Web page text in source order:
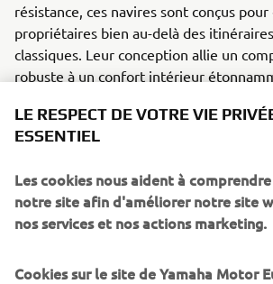
résistance, ces navires sont conçus
propriétaires bien au-delà des
classiques. Leur conception allie un
robuste à un confort intérieur
navigateurs longue distance, les yachts
spécialisés dans l’endurance,
des mois en mer. Que ce soit pour
reculés ou traverser des passages
une combinaison rare d’aptitudes, de
LE RESPECT DE VOTRE VIE
ESSENTIEL
Les cookies nous aident à
notre site afin d'améliorer notre site
nos services et nos actions marketing.
Cookies sur le site de Yamaha Motor